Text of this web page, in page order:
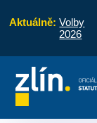
Aktuálně: Volby
2026